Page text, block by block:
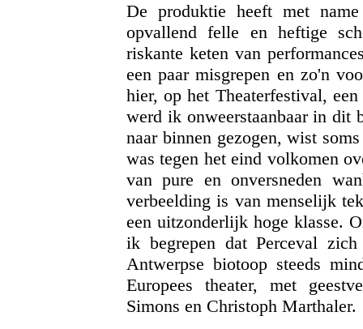
De produktie heeft met
opvallend felle en heftige
riskante keten van
een paar misgrepen en zo'n
hier, op het Theaterfestival,
werd ik onweerstaanbaar in dit
naar binnen gezogen, wist
was tegen het eind volkomen
van pure en onversneden
verbeelding is van menselijk
een uitzonderlijk hoge klasse.
ik begrepen dat Perceval
Antwerpse biotoop steeds
Europees theater, met
Simons en Christoph Marthaler.